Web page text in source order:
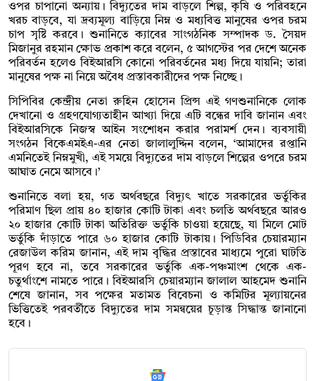
ওপর চাপানো অন্যায়। বিদ্যুতের দাম বাড়লে শিল্প, কৃষি ও পরিবহনে
খরচ বাড়বে, যা দ্রব্যমূল্য বাড়িয়ে নিম্ন ও মধ্যবিত্ত মানুষের ওপর চরম
চাপ সৃষ্টি করবে। শুনানিতে ক্যাবের সাংগঠনিক সম্পাদক ড. সৈয়দ
মিজানুর রহমান ক্ষোভ প্রকাশ করে বলেন, ৫ আগস্টের পর দেশে অনেক
পরিবর্তন হলেও বিইআরসি কোনো পরিবর্তনের মধ্য দিয়ে যায়নি; তারা
মানুষের পক্ষ না নিয়ে অবৈধ প্রস্তাবকারীদের পক্ষ নিচ্ছে।
সিপিবির কেন্দ্রীয় নেতা রুহিন হোসেন প্রিন্স এই গণশুনানিকে লোক
দেখানো ও গ্রহণযোগ্যতাহীন আখ্যা দিয়ে এটি বন্ধের দাবি জানান এবং
বিইআরসিকে নিজস্ব আইন সংশোধন করার পরামর্শ দেন। ব্যবসায়ী
সংগঠন বিকেএমইএ-এর নেতা জালালুদ্দিন বলেন, ‘আমাদের রপ্তানি
এমনিতেই নিম্নমুখী, এই সময়ে বিদ্যুতের দাম বাড়লে শিল্পের ওপরে চরম
আঘাত নেমে আসবে।’
শুনানিতে বলা হয়, গত অর্থবছরে বিদ্যুৎ খাতে সরকারের ভর্তুকির
পরিমাণ ছিল প্রায় ৪০ হাজার কোটি টাকা এবং চলতি অর্থবছরে আরও
২০ হাজার কোটি টাকা অতিরিক্ত ভর্তুকি চাওয়া হয়েছে, যা মিলে মোট
ভর্তুকি দাঁড়াতে পারে ৬০ হাজার কোটি টাকায়। পিডিবির চেয়ারম্যান
রেজাউল করিম জানান, এই দাম বৃদ্ধির প্রস্তাবের মাধ্যমে পুরো ঘাটতি
পূরণ হবে না, তবে সরকারের ভর্তুকি এক-পঞ্চমাংশ থেকে এক-
চতুর্থাংশে নামতে পারে। বিইআরসি চেয়ারম্যান জালাল আহমেদ শুনানি
শেষে জানান, সব পক্ষের মতামত বিবেচনা ও কমিটির মূল্যায়নের
ভিত্তিতেই পরবর্তীতে বিদ্যুতের দাম সমন্বয়ের চূড়ান্ত সিদ্ধান্ত জানানো
হবে।